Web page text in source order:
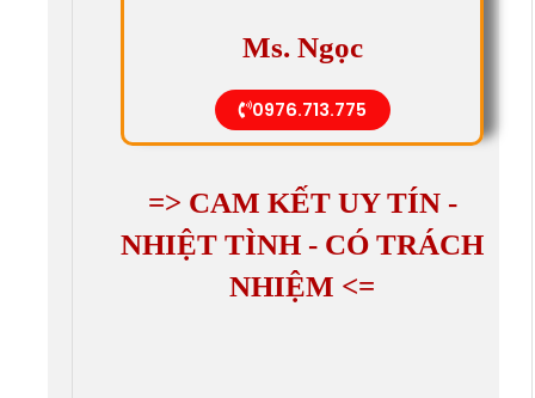
Ms. Ngọc
0976.713.775
=> CAM KẾT UY TÍN -
NHIỆT TÌNH - CÓ TRÁCH
NHIỆM <=